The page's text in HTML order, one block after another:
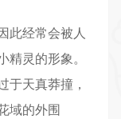
此经常会被人
灵的形象。
于天真莽撞，
域的外围